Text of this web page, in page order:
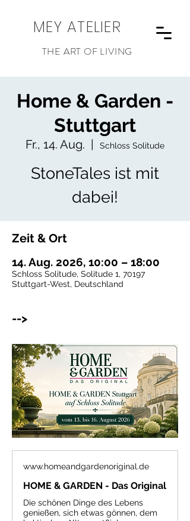
MEY ATELIER
THE ART OF LIVING
Home & Garden -
Stuttgart
Fr., 14. Aug.
  |
Schloss Solitude
StoneTales ist mit
dabei!
Zeit & Ort
14. Aug. 2026, 10:00 – 18:00
Schloss Solitude, Solitude 1, 70197
Stuttgart-West, Deutschland
-->
www.homeandgardenoriginal.de
HOME & GARDEN - Das Original
Die schönen Dinge des Lebens
genießen, sich etwas gönnen, dem